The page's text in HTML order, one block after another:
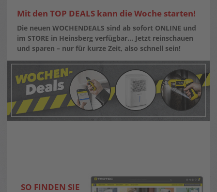
Mit den TOP DEALS kann die Woche starten!
Die neuen WOCHENDEALS sind ab sofort ONLINE und
im STORE in Heinsberg verfügbar… Jetzt reinschauen
und sparen – nur für kurze Zeit, also schnell sein!
SO FINDEN SIE